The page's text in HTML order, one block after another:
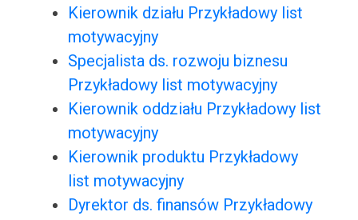
Kierownik działu Przykładowy list
motywacyjny
Specjalista ds. rozwoju biznesu
Przykładowy list motywacyjny
Kierownik oddziału Przykładowy list
motywacyjny
Kierownik produktu Przykładowy
list motywacyjny
Dyrektor ds. finansów Przykładowy